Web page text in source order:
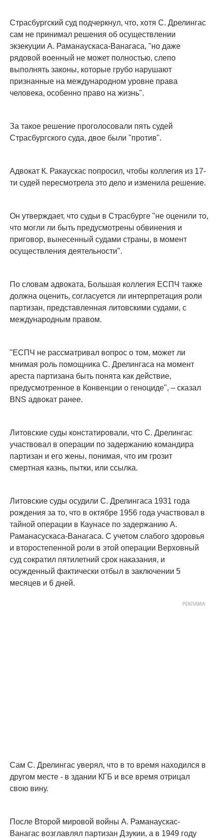
Страсбургский суд подчеркнул, что, хотя С. Дрелингас
сам не принимал решения об осуществлении
экзекуции А. Раманаускаса-Ванагаса, "но даже
рядовой военный не может полностью, слепо
выполнять законы, которые грубо нарушают
признанные на международном уровне права
человека, особенно право на жизнь".
За такое решение проголосовали пять судей
Страсбургского суда, двое были "против".
Адвокат К. Ракаускас попросил, чтобы коллегия из 17-
ти судей пересмотрела это дело и изменила решение.
Он утверждает, что судьи в Страсбурге "не оценили то,
что могли ли быть предусмотрены обвинения и
приговор, вынесенный судами страны, в момент
осуществления деятельности".
По словам адвоката, Большая коллегия ЕСПЧ также
должна оценить, согласуется ли интерпретация роли
партизан, представленная литовскими судами, с
международным правом.
"ЕСПЧ не рассматривал вопрос о том, может ли
мнимая роль помощника С. Дрелингаса на момент
ареста партизана быть понята как действие,
предусмотренное в Конвенции о геноциде", – сказал
BNS адвокат ранее.
Литовские суды констатировали, что С. Дрелингас
участвовал в операции по задержанию командира
партизан и его жены, понимая, что им грозит
смертная казнь, пытки, или ссылка.
Литовские суды осудили С. Дрелингаса 1931 года
рождения за то, что в октябре 1956 года участвовал в
тайной операции в Каунасе по задержанию А.
Раманасускаса-Ванагаса. С учетом слабого здоровья
и второстепенной роли в этой операции Верховный
суд сократил пятилетний срок наказания, и
осужденный фактически отбыл в заключении 5
месяцев и 6 дней.
Сам С. Дрелингас уверял, что в то время находился в
другом месте - в здании КГБ и все время отрицал
свою вину.
После Второй мировой войны А. Раманаускас-
Ванагас возглавлял партизан Дзукии, а в 1949 году